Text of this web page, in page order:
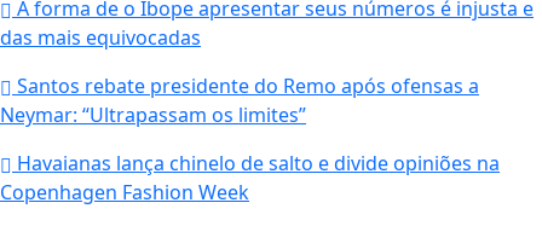
A forma de o Ibope apresentar seus números é injusta e
das mais equivocadas
Santos rebate presidente do Remo após ofensas a
Neymar: “Ultrapassam os limites”
Havaianas lança chinelo de salto e divide opiniões na
Copenhagen Fashion Week